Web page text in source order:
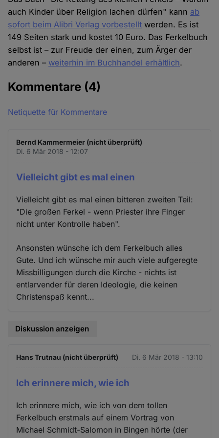
auch Kinder über Religion lachen dürfen" kann ab
sofort beim Alibri Verlag vorbestellt werden. Es ist
149 Seiten stark und kostet 10 Euro. Das Ferkelbuch
selbst ist – zur Freude der einen, zum Ärger der
anderen – weiterhin im Buchhandel erhältlich.
Kommentare (4)
Netiquette für Kommentare
Bernd Kammermeier (nicht überprüft)
Di. 6 Mär 2018 - 12:07
Vielleicht gibt es mal einen
Vielleicht gibt es mal einen bitteren zweiten Teil:
"Die großen Ferkel - wenn Priester ihre Finger
nicht unter Kontrolle haben".
Ansonsten wünsche ich dem Ferkelbuch alles
Gute. Und ich wünsche mir auch viele aufgeregte
Missbilligungen durch die Kirche - nichts ist
entlarvender für deren Ideologie, die keinen
Christenspaß kennt...
Diskussion anzeigen
Hans Trutnau (nicht überprüft) Di. 6 Mär 2018 - 13:10
Ich erinnere mich, wie ich
Ich erinnere mich, wie ich von dem tollen
Ferkelbuch erstmals auf einem Vortrag von
Michael Schmidt-Salomon in Bingen hörte (der